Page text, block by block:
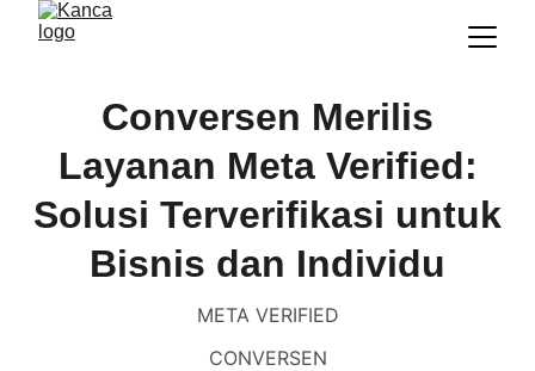
Conversen Merilis
Layanan Meta Verified:
Solusi Terverifikasi untuk
Bisnis dan Individu
META VERIFIED
CONVERSEN